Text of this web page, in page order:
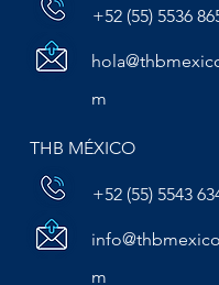
+52 (55) 5536
m
THB MÉXICO
+52 (55) 5543
m